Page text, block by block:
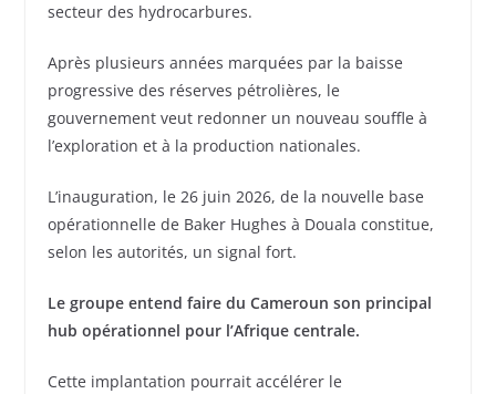
secteur des hydrocarbures.
Après plusieurs années marquées par la baisse
progressive des réserves pétrolières, le
gouvernement veut redonner un nouveau souffle à
l’exploration et à la production nationales.
L’inauguration, le 26 juin 2026, de la nouvelle base
opérationnelle de Baker Hughes à Douala constitue,
selon les autorités, un signal fort.
Le groupe entend faire du Cameroun son principal
hub opérationnel pour l’Afrique centrale.
Cette implantation pourrait accélérer le